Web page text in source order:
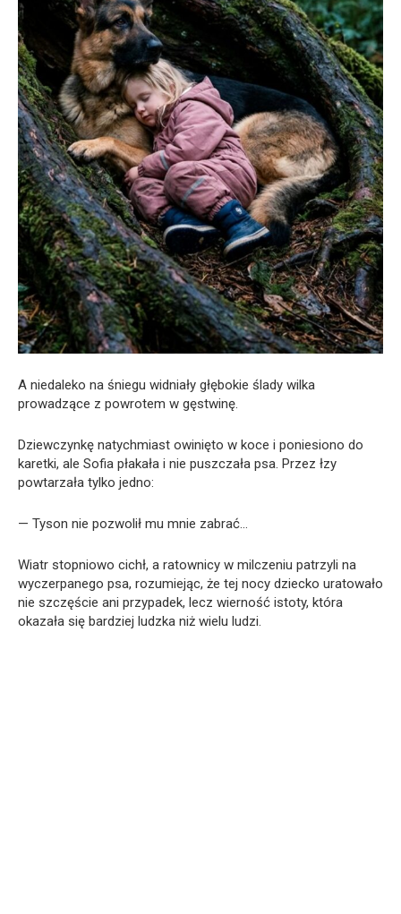
A niedaleko na śniegu widniały głębokie ślady wilka
prowadzące z powrotem w gęstwinę.
Dziewczynkę natychmiast owinięto w koce i poniesiono do
karetki, ale Sofia płakała i nie puszczała psa. Przez łzy
powtarzała tylko jedno:
— Tyson nie pozwolił mu mnie zabrać…
Wiatr stopniowo cichł, a ratownicy w milczeniu patrzyli na
wyczerpanego psa, rozumiejąc, że tej nocy dziecko uratowało
nie szczęście ani przypadek, lecz wierność istoty, która
okazała się bardziej ludzka niż wielu ludzi.